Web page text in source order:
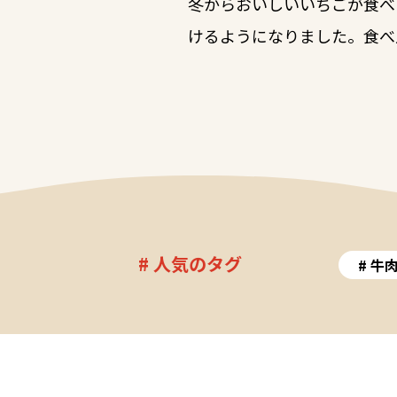
けるようになりました。食
# 人気のタグ 牛